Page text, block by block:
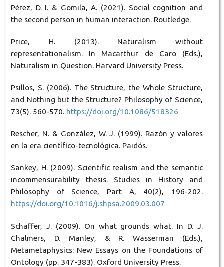
Pérez, D. I. & Gomila, A. (2021). Social cognition and
the second person in human interaction. Routledge.
Price, H. (2013). Naturalism without
representationalism. In Macarthur de Caro (Eds.),
Naturalism in Question. Harvard University Press.
Psillos, S. (2006). The Structure, the Whole Structure,
and Nothing but the Structure? Philosophy of Science,
73(5). 560-570. https://doi.org/10.1086/518326
Rescher, N. & González, W. J. (1999). Razón y valores
en la era científico-tecnológica. Paidós.
Sankey, H. (2009). Scientific realism and the semantic
incommensurability thesis. Studies in History and
Philosophy of Science, Part A, 40(2), 196-202.
https://doi.org/10.1016/j.shpsa.2009.03.007
Schaffer, J. (2009). On what grounds what. In D. J.
Chalmers, D. Manley, & R. Wasserman (Eds.),
Metametaphysics: New Essays on the Foundations of
Ontology (pp. 347-383). Oxford University Press.